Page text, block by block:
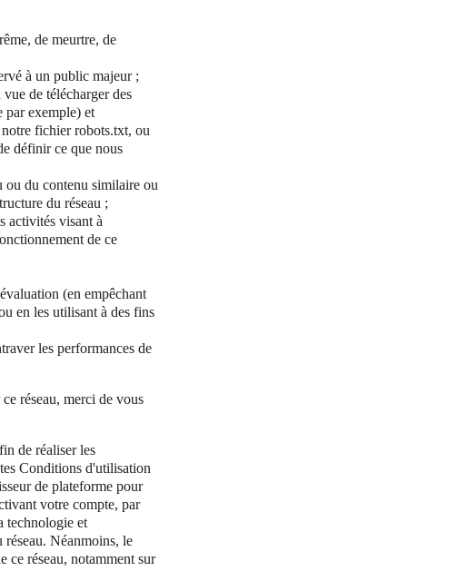
de meurtre, de
à un public majeur ;
de télécharger des
par exemple) et
fichier robots.txt, ou
définir ce que nous
ou du contenu similaire ou
du réseau ;
activités visant à
de ce
(en empêchant
en les utilisant à des fins
les performances de
réseau, merci de vous
de réaliser les
Conditions d'utilisation
de plateforme pour
votre compte, par
technologie et
réseau. Néanmoins, le
ce réseau, notamment sur